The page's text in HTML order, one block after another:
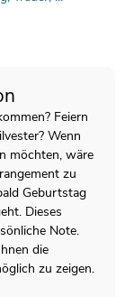
Feiern
Wenn
möchten, wäre
zu
Geburtstag
Dieses
Note.
die
zu zeigen.